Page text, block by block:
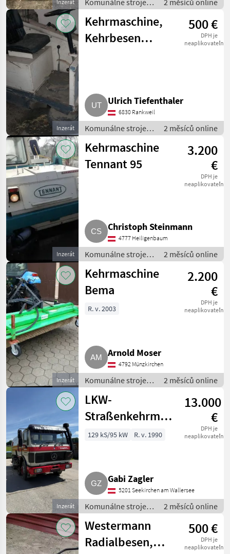
Inzerát
Komunálne stroje /
Zametací stroj
2 měsíců online
Inzerát
Kehrmaschine,
Kehrbesen
500 €
DPH je
neaplikovateľné
Ulrich Tiefenthaler
6830 Rankweil
Komunálne stroje /
Zametací stroj
2 měsíců online
Inzerát
Kehrmaschine
Tennant 95
3.200
€
DPH je
neaplikovateľné
Christoph Steinmann
4777 Heiligenbaum
Komunálne stroje /
Zametací stroj
2 měsíců online
Inzerát
Kehrmaschine
Bema
2.200
€
DPH je
neaplikovateľné
R. v. 2003
Arnold Moser
4792 Münzkirchen
Komunálne stroje /
Zametací stroj
2 měsíců online
Inzerát
LKW-
Straßenkehrmaschine,
MB 1414 mit
13.000
€
DPH je
neaplikovateľné
129 kS/95 kW R. v. 1990
Gabi Zagler
5201 Seekirchen am Wallersee
Komunálne stroje /
Zametací stroj
2 měsíců online
Westermann
Radialbesen,
500 €
DPH je
neaplikovateľné